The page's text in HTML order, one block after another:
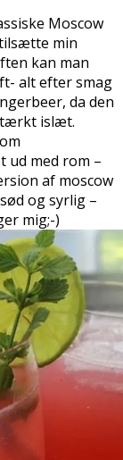
Moscow
min
kan man
alt efter smag
da den
islæt.
ud med rom –
af moscow
og syrlig –
mig;-)